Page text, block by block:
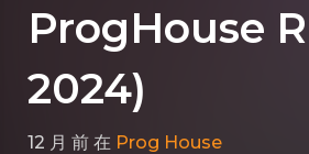
ProgHouse
2024)
12 月 前 在 Prog House